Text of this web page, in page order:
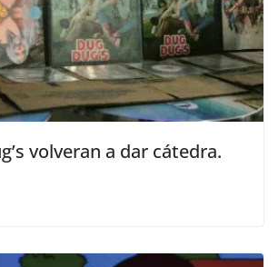
volveran a dar cátedra.